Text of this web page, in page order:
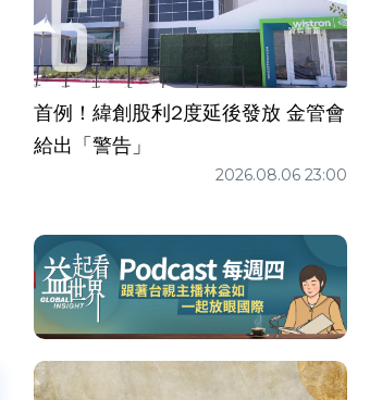
首例！緯創股利2度延後發放 金管會
給出「警告」
2026.08.06 23:00